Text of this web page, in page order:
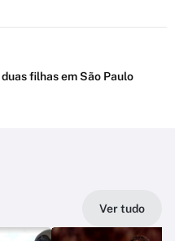
filhas em São Paulo
Ver tudo